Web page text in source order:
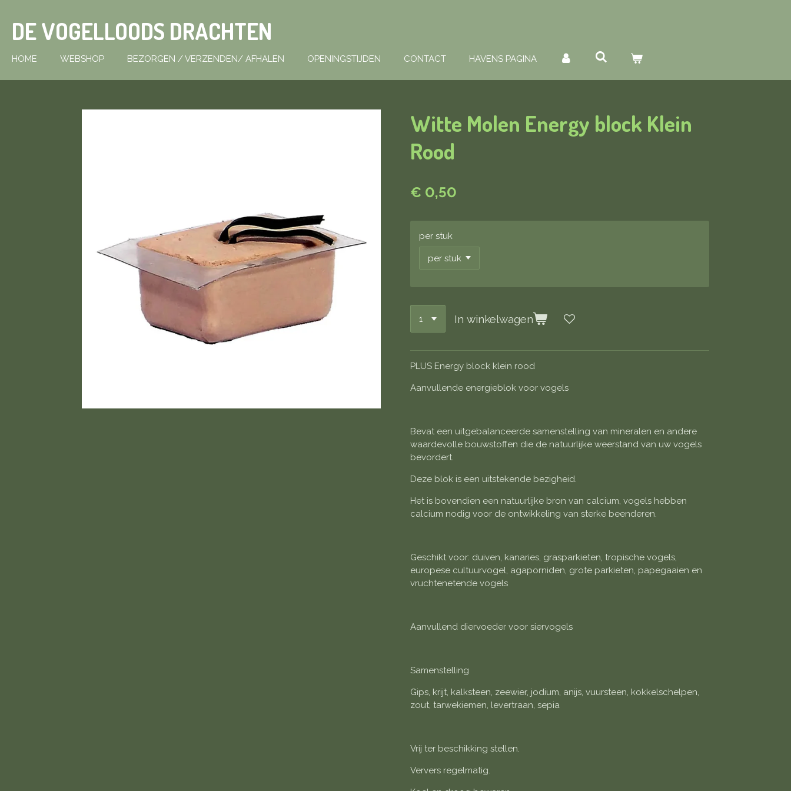
direct
naar
hoofdinhoud
DE VOGELLOODS DRACHTEN
HOME WEBSHOP BEZORGEN / VERZENDEN/ AFHALEN OPENINGSTIJDEN CONTACT HAVENS PAGINA
Witte Molen Energy block Klein
Rood
€ 0,50
per stuk
In winkelwagen
PLUS Energy block klein rood
Aanvullende energieblok voor vogels
Bevat een uitgebalanceerde samenstelling van mineralen en andere
waardevolle bouwstoffen die de natuurlijke weerstand van uw vogels
bevordert.
Deze blok is een uitstekende bezigheid.
Het is bovendien een natuurlijke bron van calcium, vogels hebben
calcium nodig voor de ontwikkeling van sterke beenderen.
Geschikt voor: duiven, kanaries, grasparkieten, tropische vogels,
europese cultuurvogel, agaporniden, grote parkieten, papegaaien en
vruchtenetende vogels
Aanvullend diervoeder voor siervogels
Samenstelling
Gips, krijt, kalksteen, zeewier, jodium, anijs, vuursteen, kokkelschelpen,
zout, tarwekiemen, levertraan, sepia
Vrij ter beschikking stellen.
Ververs regelmatig.